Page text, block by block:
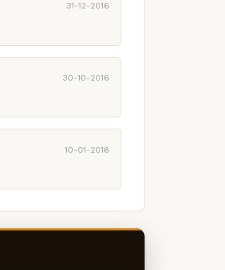
31-12-2016
30-10-2016
10-01-2016